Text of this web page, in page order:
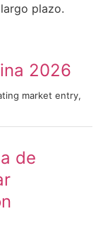
plazo.
2026
market entry,
de